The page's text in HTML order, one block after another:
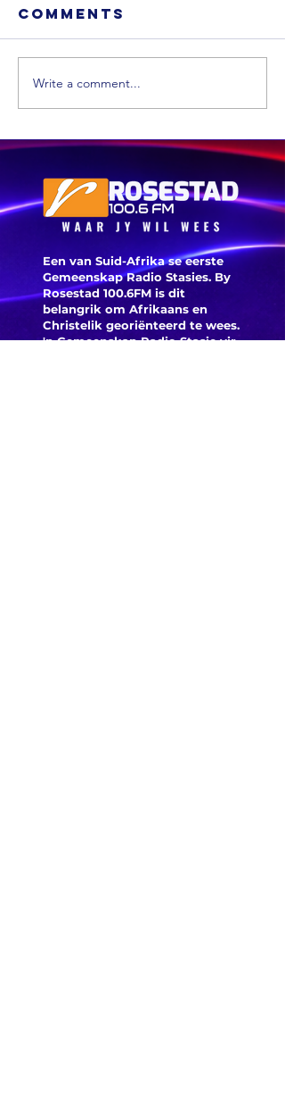
Xhariep kry
eers in 2031 'n
nuwe
munisipaliteit
Comments
Write a comment...
Een van Suid-Afrika se eerste
Gemeenskap Radio Stasies. By
Rosestad 100.6FM is dit
belangrik om Afrikaans en
Christelik georiënteerd te wees.
'n Gemeenskap Radio Stasie vir